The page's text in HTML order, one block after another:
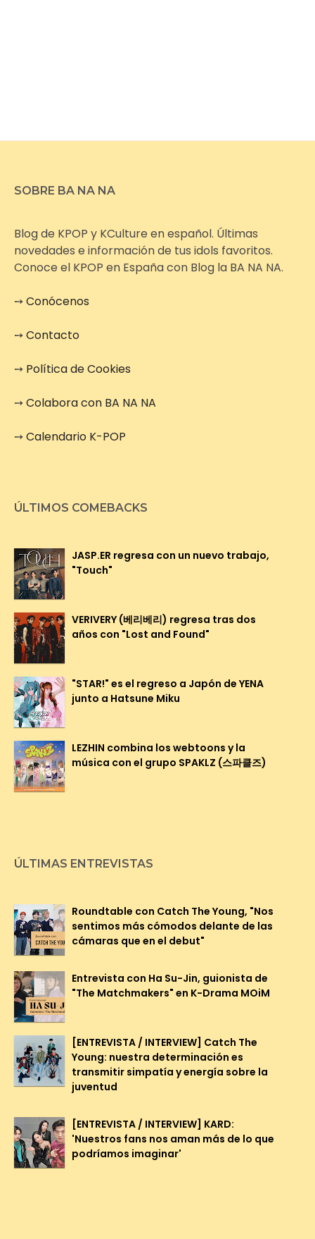
SOBRE BA NA NA
Blog de KPOP y KCulture en español. Últimas
novedades e información de tus idols favoritos.
Conoce el KPOP en España con Blog la BA NA NA.
➙Conócenos
➙Contacto
➙ Política de Cookies
➙Colabora con BA NA NA
➙Calendario K-POP
ÚLTIMOS COMEBACKS
JASP.ER regresa con un nuevo trabajo,
"Touch"
VERIVERY (베리베리) regresa tras dos
años con "Lost and Found"
"STAR!" es el regreso a Japón de YENA
junto a Hatsune Miku
LEZHIN combina los webtoons y la
música con el grupo SPAKLZ (스파클즈)
ÚLTIMAS ENTREVISTAS
Roundtable con Catch The Young, "Nos
sentimos más cómodos delante de las
cámaras que en el debut"
Entrevista con Ha Su-Jin, guionista de
"The Matchmakers" en K-Drama MOiM
[ENTREVISTA / INTERVIEW] Catch The
Young: nuestra determinación es
transmitir simpatía y energía sobre la
juventud
[ENTREVISTA / INTERVIEW] KARD:
'Nuestros fans nos aman más de lo que
podríamos imaginar'